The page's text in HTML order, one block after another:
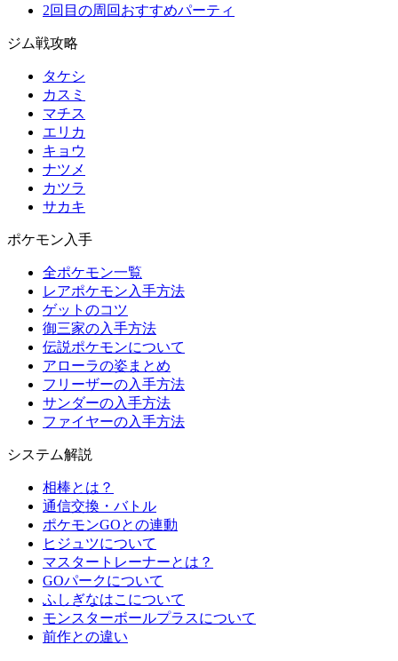
2回目の周回おすすめパーティ
ジム戦攻略
タケシ
カスミ
マチス
エリカ
キョウ
ナツメ
カツラ
サカキ
ポケモン入手
全ポケモン一覧
レアポケモン入手方法
ゲットのコツ
御三家の入手方法
伝説ポケモンについて
アローラの姿まとめ
フリーザーの入手方法
サンダーの入手方法
ファイヤーの入手方法
システム解説
相棒とは？
通信交換・バトル
ポケモンGOとの連動
ヒジュツについて
マスタートレーナーとは？
GOパークについて
ふしぎなはこについて
モンスターボールプラスについて
前作との違い